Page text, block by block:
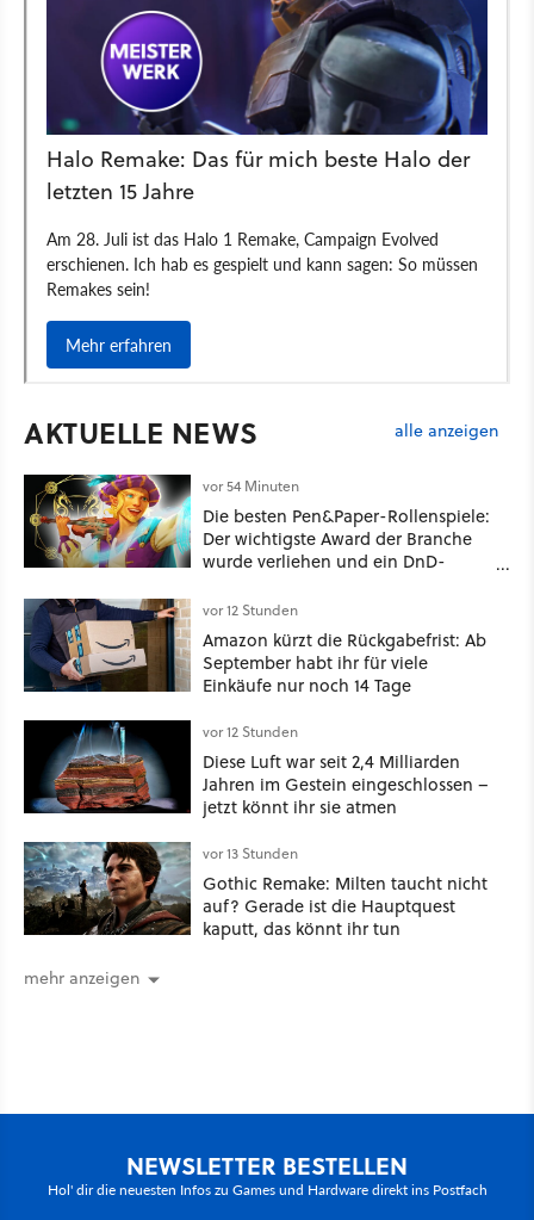
AKTUELLE NEWS alle anzeigen
vor 54 Minuten
Die besten Pen&Paper-Rollenspiele:
Der wichtigste Award der Branche
wurde verliehen und ein DnD-
vor 12 Stunden
Amazon kürzt die Rückgabefrist: Ab
September habt ihr für viele
Einkäufe nur noch 14 Tage
vor 12 Stunden
Diese Luft war seit 2,4 Milliarden
Jahren im Gestein eingeschlossen –
jetzt könnt ihr sie atmen
vor 13 Stunden
Gothic Remake: Milten taucht nicht
auf? Gerade ist die Hauptquest
kaputt, das könnt ihr tun
mehr anzeigen
NEWSLETTER BESTELLEN
Hol' dir die neuesten Infos zu Games und Hardware direkt ins Postfach